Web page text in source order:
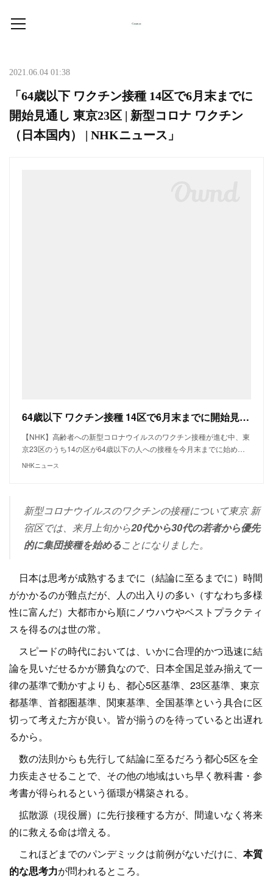
2021.06.04 01:38
「64歳以下 ワクチン接種 14区で6月末までに
開始見通し 東京23区 | 新型コロナ ワクチン
（日本国内） | NHKニュース」
64歳以下 ワクチン接種 14区で6月末までに開始見通し 東京23区 | NHKニュース
【NHK】高齢者への新型コロナウイルスのワクチン接種が進む中、東
京23区のうち14の区が64歳以下の人への接種を今月末までに始め…
NHKニュース
新型コロナウイルスのワクチンの接種について東京 新
宿区では、来月上旬から20代から30代の若者から優先
的に集団接種を始めることになりました。
日本は思考が成熟するまでに（結論に至るまでに）時間
がかかるのが難点だが、人の出入りの多い（すなわち多様
性に富んだ）大都市から順にノウハウやベストプラクティ
スを得るのは世の常。
スピードの時代においては、いかに合理的かつ迅速に結
論を見いだせるかが勝負なので、日本全国足並み揃えて一
律の基準で動かすよりも、都心5区基準、23区基準、東京
都基準、首都圏基準、関東基準、全国基準という具合に区
切って考えた方が良い。皆が揃うのを待っていると出遅れ
るから。
数の法則からも先行して結論に至るだろう都心5区を全
力疾走させることで、その他の地域はいち早く教科書・参
考書が得られるという循環が構築される。
拡散源（現役層）に先行接種する方が、間違いなく将来
的に救える命は増える。
これほどまでのパンデミックは前例がないだけに、 本質
的な思考力が問われるところ。